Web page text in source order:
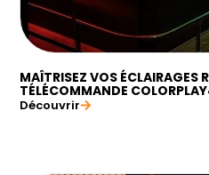
MAÎTRISEZ VOS ÉCLAIRAGES
TÉLÉCOMMANDE
Découvrir